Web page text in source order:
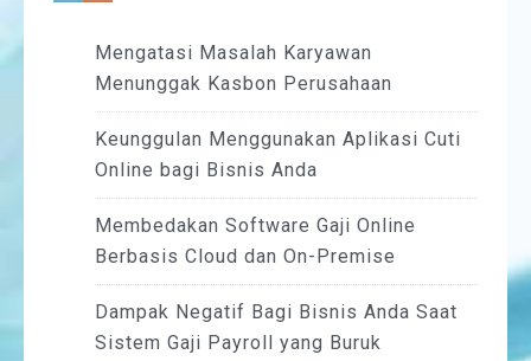
Mengatasi Masalah Karyawan
Menunggak Kasbon Perusahaan
Keunggulan Menggunakan Aplikasi Cuti
Online bagi Bisnis Anda
Membedakan Software Gaji Online
Berbasis Cloud dan On-Premise
Dampak Negatif Bagi Bisnis Anda Saat
Sistem Gaji Payroll yang Buruk